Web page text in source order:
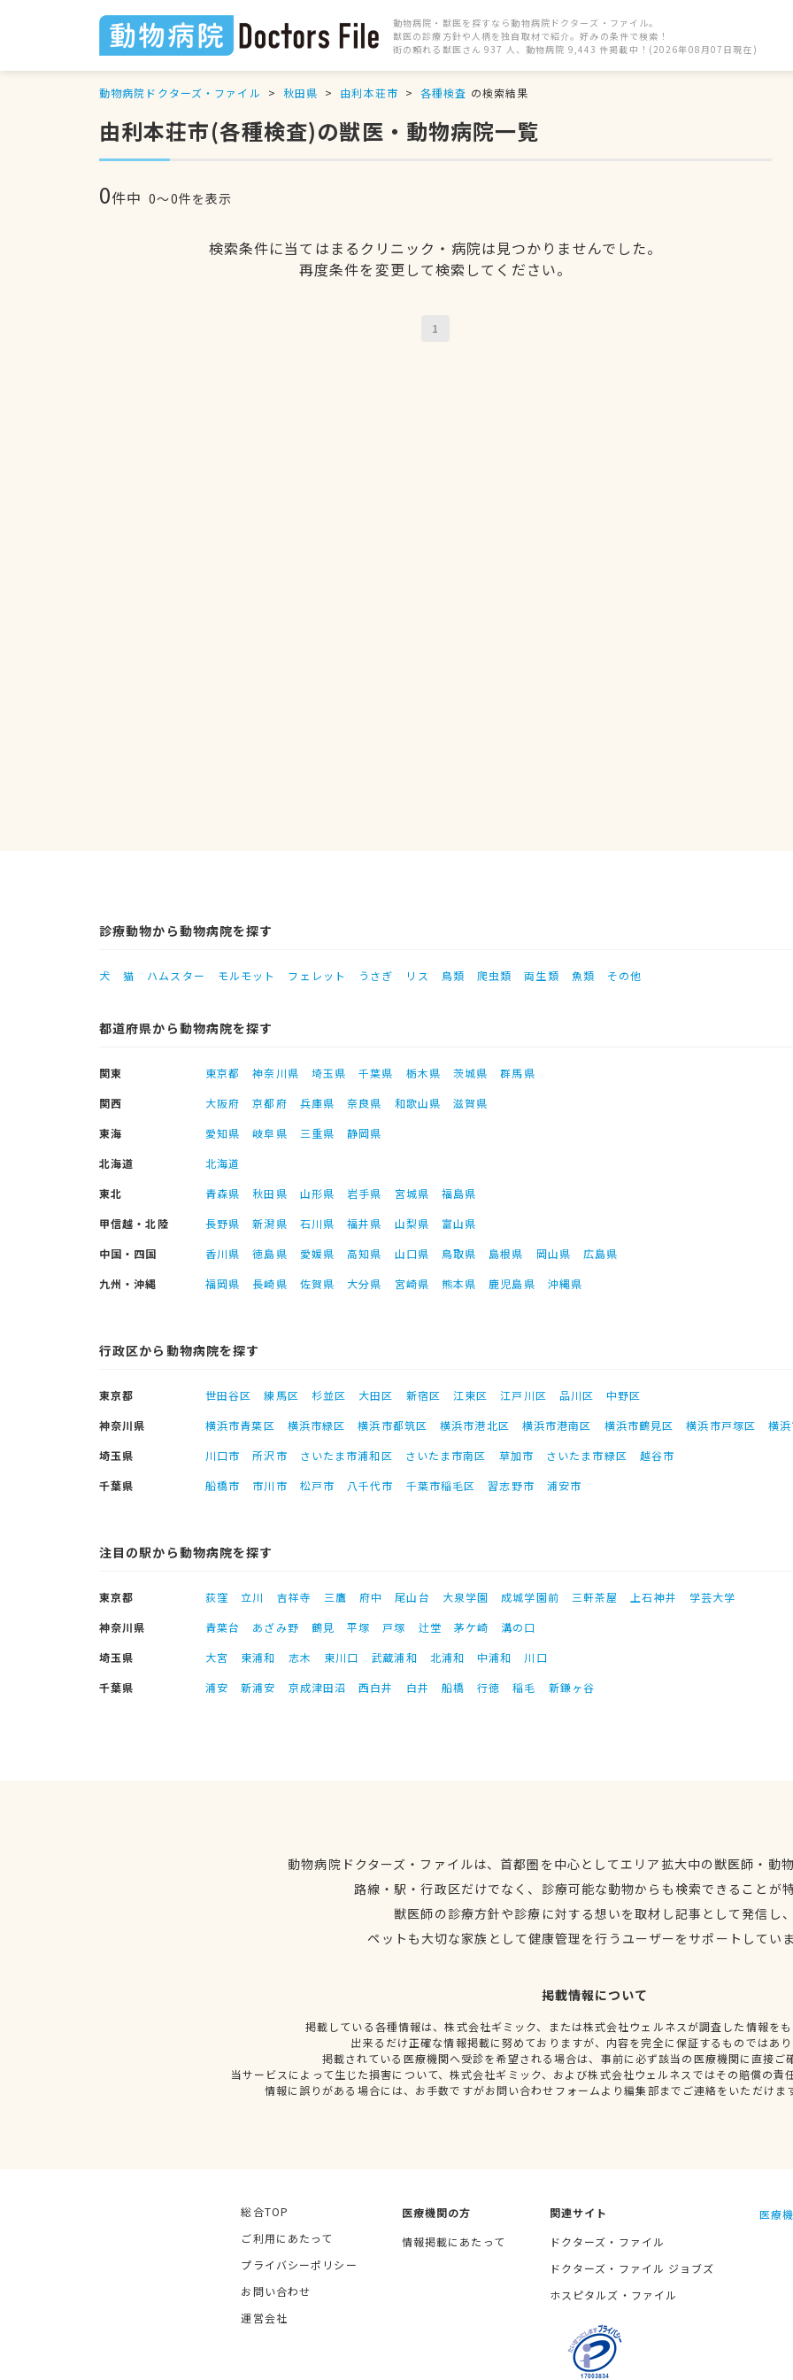
動物病院・獣医を探すなら動物病院ドクターズ・ファイル。
獣医の診療方針や人柄を独自取材で紹介。好みの条件で検索！
街の頼れる獣医さん 937 人、動物病院 9,443 件掲載中！(2026年08月07日現在)
動物病院ドクターズ・ファイル 秋田県 由利本荘市 各種検査 の検索結果
由利本荘市(各種検査)の獣医・動物病院一覧
0件中 0〜0件を表示
検索条件に当てはまるクリニック・病院は見つかりませんでした。
再度条件を変更して検索してください。
1
診療動物から動物病院を探す
犬 猫 ハムスター モルモット フェレット うさぎ リス 鳥類 爬虫類 両生類 魚類 その他
都道府県から動物病院を探す
関東 東京都 神奈川県 埼玉県 千葉県 栃木県 茨城県
群馬県
関西
大阪府 京都府 兵庫県 奈良県 和歌山県
滋賀県
東海
愛知県 岐阜県 三重県
静岡県
北海道
北海道
東北
青森県 秋田県 山形県 岩手県 宮城県
福島県
甲信越・北陸
長野県 新潟県 石川県 福井県 山梨県
富山県
中国・四国
香川県 徳島県 愛媛県 高知県 山口県 鳥取県 島根県 岡山県
広島県
九州・沖縄
福岡県 長崎県 佐賀県 大分県 宮崎県 熊本県 鹿児島県 沖縄県
行政区から動物病院を探す
東京都 世田谷区 練馬区 杉並区 大田区 新宿区 江東区 江戸川区 品川区
中野区
神奈川県
横浜市青葉区 横浜市緑区 横浜市都筑区 横浜市港北区 横浜市港南区 横浜市鶴見区 横浜市戸塚区
横
埼玉県
川口市 所沢市 さいたま市浦和区 さいたま市南区 草加市 さいたま市緑区
越谷市
千葉県
船橋市 市川市 松戸市 八千代市 千葉市稲毛区 習志野市 浦安市
注目の駅から動物病院を探す
東京都 荻窪 立川 吉祥寺 三鷹 府中 尾山台 大泉学園 成城学園前 三軒茶屋 上石神井
学芸大学
神奈川県
青葉台 あざみ野 鶴見 平塚 戸塚 辻堂 茅ケ崎
溝の口
埼玉県
大宮 東浦和 志木 東川口 武蔵浦和 北浦和 中浦和
川口
千葉県
浦安 新浦安 京成津田沼 西白井 白井 船橋 行徳 稲毛 新鎌ヶ谷
動物病院ドクターズ・ファイルは、首都圏を中心としてエリア拡大中の獣医師・動
路線・駅・行政区だけでなく、診療可能な動物からも検索できることが
獣医師の診療方針や診療に対する想いを取材し記事として発信し
ペットも大切な家族として健康管理を行うユーザーをサポートしてい
掲載情報について
掲載している各種情報は、株式会社ギミック、または株式会社ウェルネスが調査した情報を
出来るだけ正確な情報掲載に努めておりますが、内容を完全に保証するものではあ
掲載されている医療機関へ受診を希望される場合は、事前に必ず該当の医療機関に直接ご
当サービスによって生じた損害について、株式会社ギミック、および株式会社ウェルネスではその賠償の責
情報に誤りがある場合には、お手数ですがお問い合わせフォームより編集部までご連絡をいただけま
総合TOP
ご利用にあたって
プライバシーポリシー
お問い合わせ
運営会社
医療機関の方
情報掲載にあたって
関連サイト
ドクターズ・ファイル
ドクターズ・ファイル ジョブズ
ホスピタルズ・ファイル
医療